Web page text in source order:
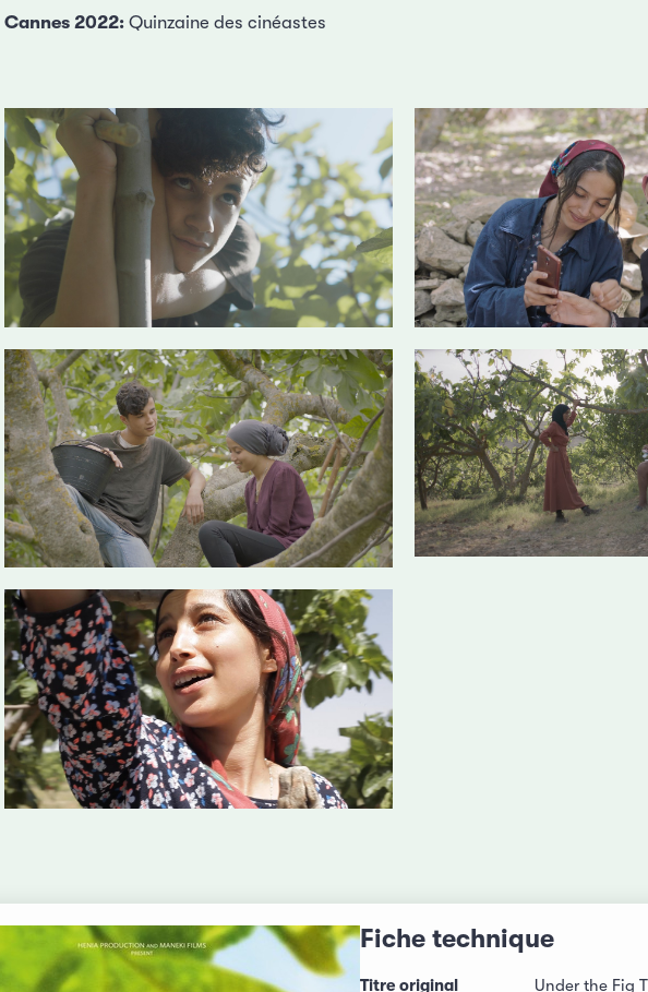
Cannes 2022: Quinzaine des cinéastes
Fiche technique
Titre original
Under the Fig